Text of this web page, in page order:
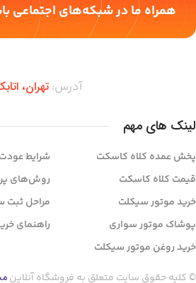
همراه ما در شبکه‌های اجتماعی
آدرس: تهران،‌
لینک های مهم
پخش عمده کلاه کاسکت
قیمت کلاه کاسکت
خرید موتور سیکلت
پوشاک موتور سواری
خرید روغن موتور سیکلت
شرایط عودت
روش‌های
مراحل
راهنمای
© کلیه حقوق سایت متعلق به فروشگاه آنلاین